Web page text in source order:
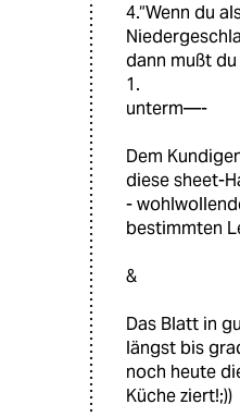
4.“Wenn du
dann mußt
1.
unterm—-
Dem
diese sheet-
-
bestimmten
&
Das Blatt in
längst bis
noch heute
Küche ziert!;))